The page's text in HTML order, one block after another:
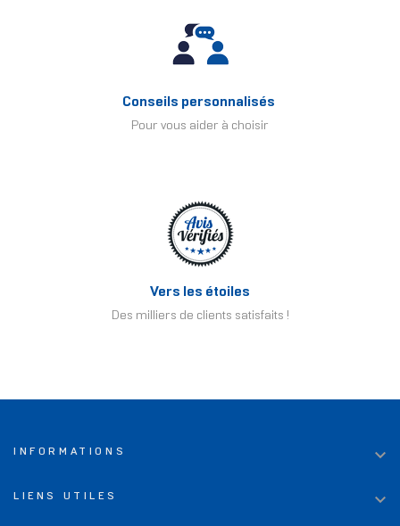
Conseils personnalisés
Pour vous aider à choisir
Vers les étoiles
Des milliers de clients satisfaits !
INFORMATIONS 
LIENS UTILES 